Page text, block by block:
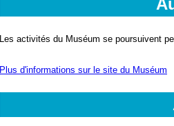
Les activités du Muséum se poursuivent
Plus d'informations sur le site du Muséum